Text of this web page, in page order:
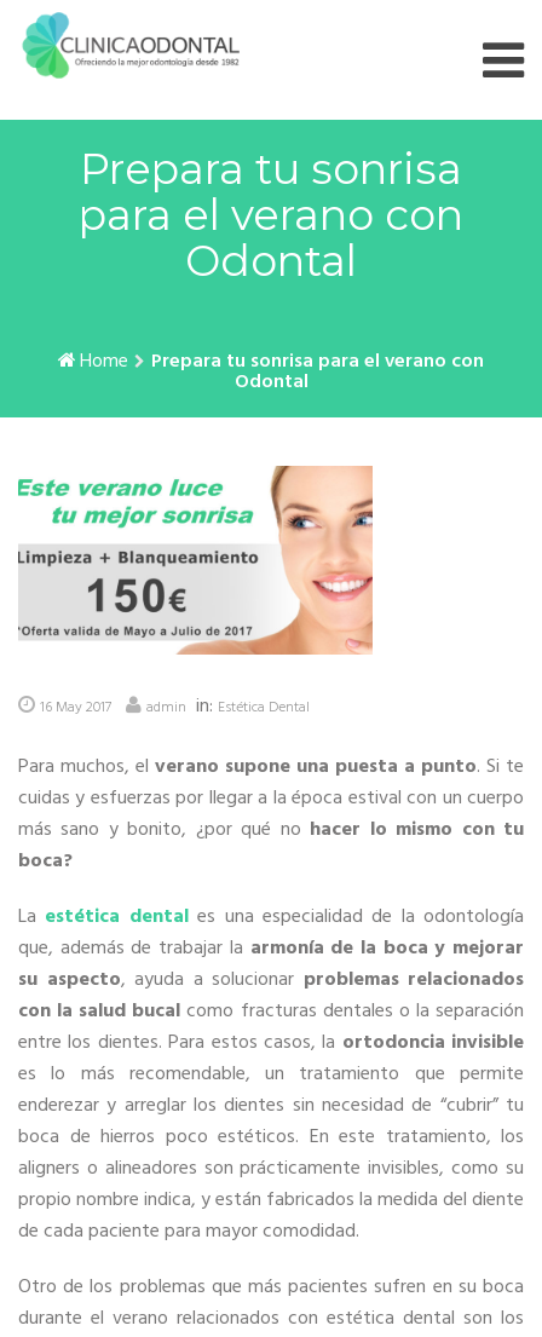
content
Prepara tu sonrisa
para el verano con
Odontal
Home Prepara tu sonrisa para el verano con
Odontal
16 May 2017 admin in: Estética Dental
Para muchos, el verano supone una puesta a punto. Si te
cuidas y esfuerzas por llegar a la época estival con un cuerpo
más sano y bonito, ¿por qué no hacer lo mismo con tu
boca?
La estética dentales una especialidad de la odontología
que, además de trabajar la armonía de la boca y mejorar
su aspecto, ayuda a solucionar problemas relacionados
con la salud bucalcomo fracturas dentales o la separación
entre los dientes. Para estos casos, la ortodoncia invisible
es lo más recomendable, un tratamiento que permite
enderezar y arreglar los dientes sin necesidad de “cubrir” tu
boca de hierros poco estéticos. En este tratamiento, los
aligners o alineadores son prácticamente invisibles, como su
propio nombre indica, y están fabricados la medida del diente
de cada paciente para mayor comodidad.
Otro de los problemas que más pacientes sufren en su boca
durante el verano relacionados con estética dental son los